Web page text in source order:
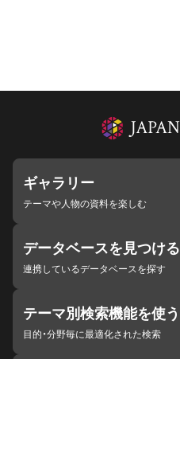
ギャラリー
テーマや人物の資料を楽しむ
データベースを見つける
連携しているデータベースを探す
テーマ別検索機能を使う
目的・分野毎に最適化された検索